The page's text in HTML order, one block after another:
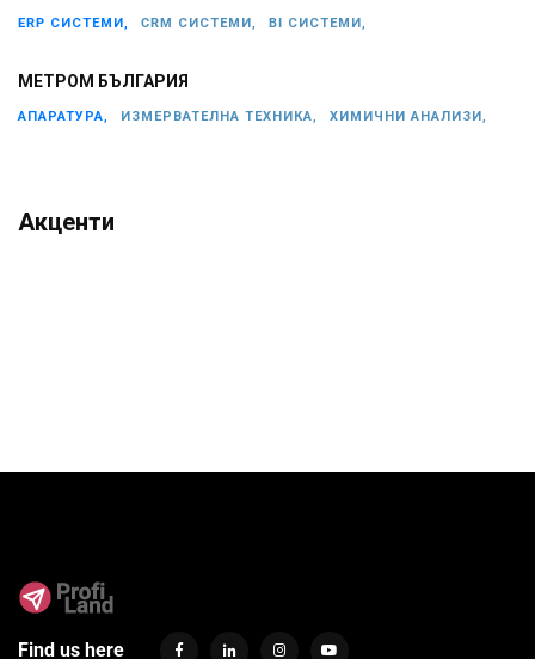
ERP СИСТЕМИ, CRM СИСТЕМИ, BI СИСТЕМИ,
МЕТРОМ БЪЛГАРИЯ
АПАРАТУРА, ИЗМЕРВАТЕЛНА ТЕХНИКА, ХИМИЧНИ АНАЛИЗИ,
Акценти
Find us here